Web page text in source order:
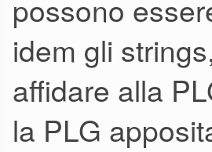
possono
idem gli
affidare alla
la PLG